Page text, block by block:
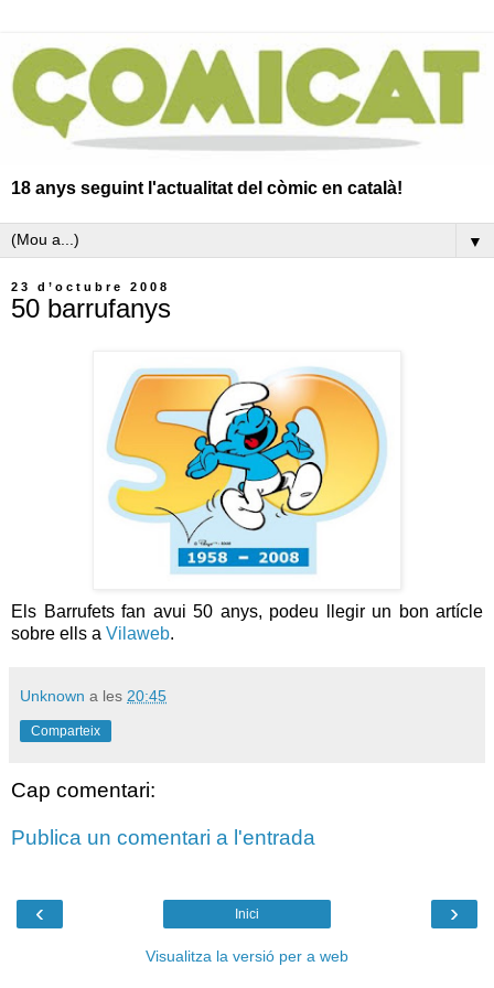
18 anys seguint l'actualitat del còmic en català!
▼
23 d’octubre 2008
50 barrufanys
Els Barrufets fan avui 50 anys, podeu llegir un bon artícle
sobre ells a Vilaweb.
Unknown a les 20:45
Comparteix
Cap comentari:
Publica un comentari a l'entrada
‹ ›
Inici
Visualitza la versió per a web